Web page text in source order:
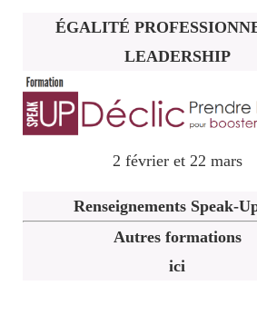
ÉGALITÉ
LEADERSHIP
2 février et 22 mars
Renseignements Speak-
Autres formations
ici